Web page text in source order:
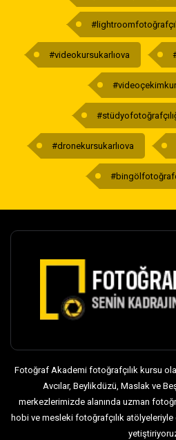
#videokursukarlıova
#dronekursukarlıova
Fotoğraf Akademi fotoğrafçılık kursu
Avcılar, Beylikdüzü, Maslak ve
merkezlerimizde alanında uzman
hobi ve mesleki fotoğrafçılık atölyeleriyle